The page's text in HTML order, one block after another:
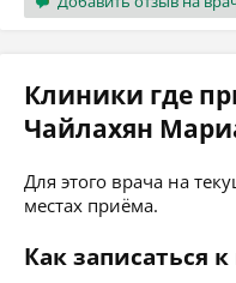
Клиники где
Чайлахян
Для этого врача на
местах приёма.
Как записаться